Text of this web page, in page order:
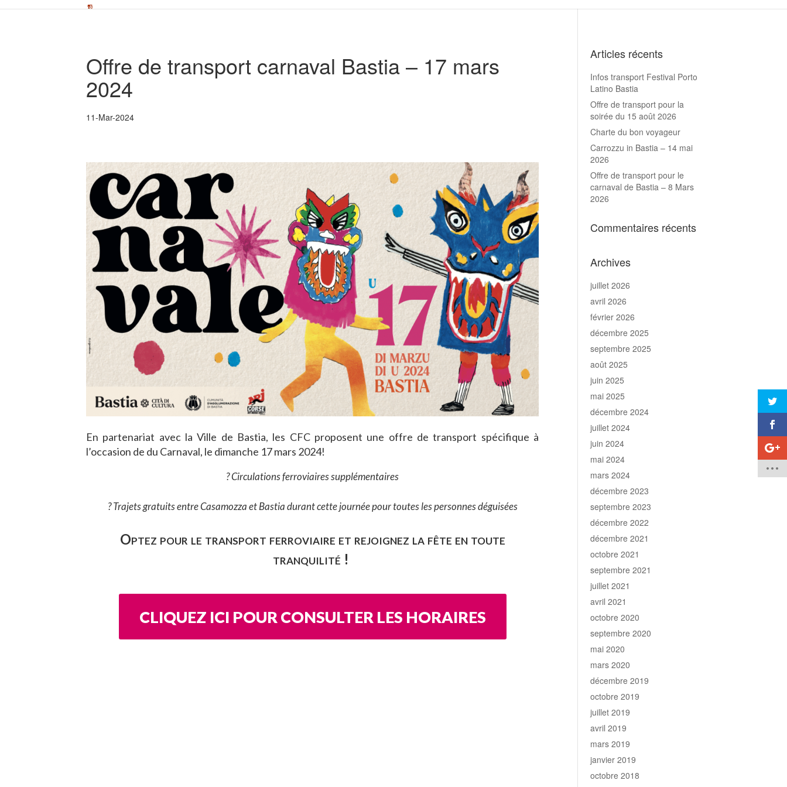
Offre de transport carnaval Bastia – 17 mars
2024
11-Mar-2024
En partenariat avec la Ville de Bastia, les CFC proposent une offre de transport spécifique à
l’occasion de du Carnaval, le dimanche 17 mars 2024!
? Circulations ferroviaires supplémentaires
? Trajets gratuits entre Casamozza et Bastia durant cette journée pour toutes les personnes déguisées
Optez pour le transport ferroviaire et rejoignez la fête en toute
tranquilité !
CLIQUEZ ICI POUR CONSULTER LES HORAIRES
Articles récents
Infos transport Festival Porto
Latino Bastia
Offre de transport pour la
soirée du 15 août 2026
Charte du bon voyageur
Carrozzu in Bastia – 14 mai
2026
Offre de transport pour le
carnaval de Bastia – 8 Mars
2026
Commentaires récents
Archives
juillet 2026
avril 2026
février 2026
décembre 2025
septembre 2025
août 2025
juin 2025
mai 2025
décembre 2024
juillet 2024
juin 2024
mai 2024
mars 2024
décembre 2023
septembre 2023
décembre 2022
décembre 2021
octobre 2021
septembre 2021
juillet 2021
avril 2021
octobre 2020
septembre 2020
mai 2020
mars 2020
décembre 2019
octobre 2019
juillet 2019
avril 2019
mars 2019
janvier 2019
octobre 2018